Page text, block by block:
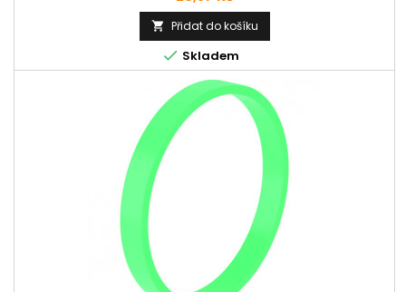
protilehlé plochy, které jsou tak dotěsňovány). Velikost
kroužku je definována jako vnitřní průměr x vnější průměr x
tloušťka kroužku v mm. Dále je uvedena možná aplikace za //
symbolem.
 Přidat do košíku
 Skladem